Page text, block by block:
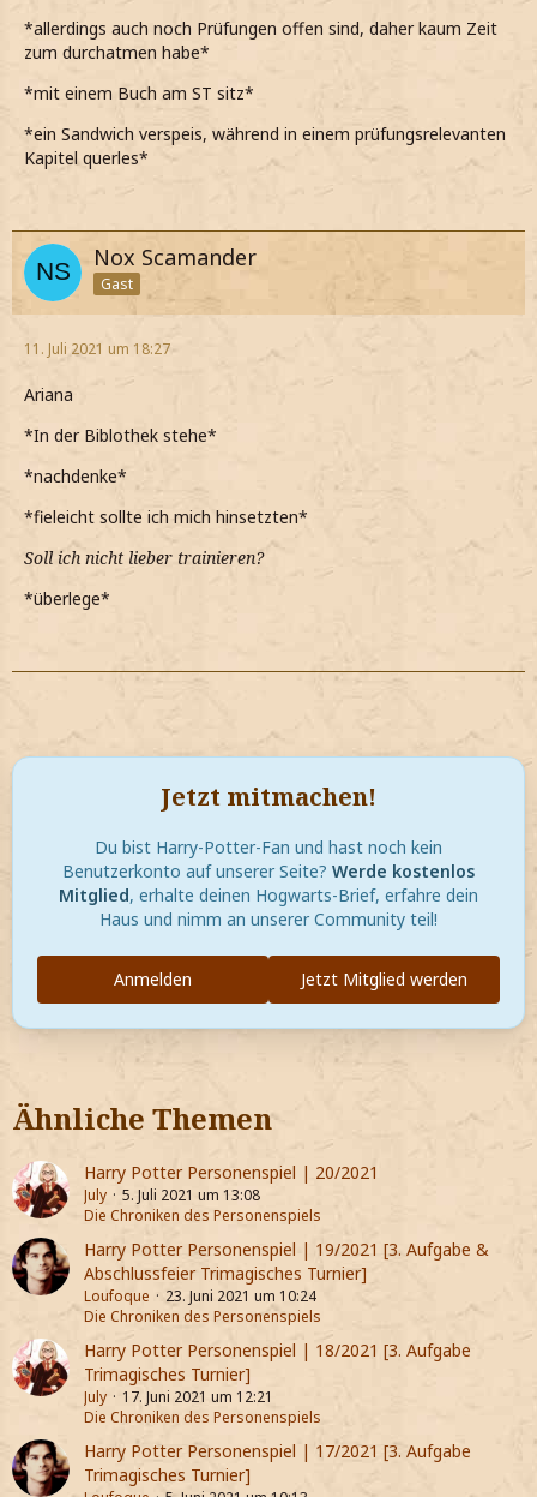
*allerdings auch noch Prüfungen offen sind, daher kaum Zeit
zum durchatmen habe*
*mit einem Buch am ST sitz*
*ein Sandwich verspeis, während in einem prüfungsrelevanten
Kapitel querles*
Nox Scamander
Gast
11. Juli 2021 um 18:27
Ariana
*In der Biblothek stehe*
*nachdenke*
*fieleicht sollte ich mich hinsetzten*
Soll ich nicht lieber trainieren?
*überlege*
Jetzt mitmachen!
Du bist Harry-Potter-Fan und hast noch kein
Benutzerkonto auf unserer Seite? Werde kostenlos
Mitglied, erhalte deinen Hogwarts-Brief, erfahre dein
Haus und nimm an unserer Community teil!
Jetzt Mitglied werden
Anmelden
Ähnliche Themen
Harry Potter Personenspiel | 20/2021
July
5. Juli 2021 um 13:08
Die Chroniken des Personenspiels
Harry Potter Personenspiel | 19/2021 [3. Aufgabe &
Abschlussfeier Trimagisches Turnier]
Loufoque
23. Juni 2021 um 10:24
Die Chroniken des Personenspiels
Harry Potter Personenspiel | 18/2021 [3. Aufgabe
Trimagisches Turnier]
July
17. Juni 2021 um 12:21
Die Chroniken des Personenspiels
Harry Potter Personenspiel | 17/2021 [3. Aufgabe
Trimagisches Turnier]